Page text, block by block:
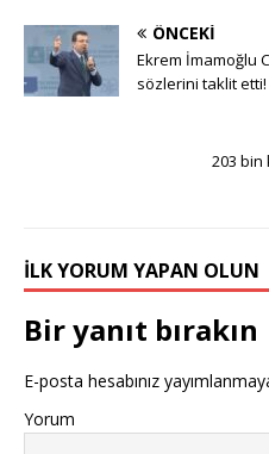
ÖNCEKI
Ekrem İmamoğlu
sözlerini taklit etti!
203 bin
İLK YORUM YAPAN OLUN
Bir yanıt bırakın
E-posta hesabınız
Yorum